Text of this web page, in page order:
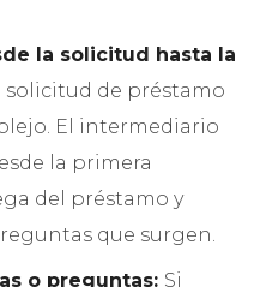
la solicitud hasta la
solicitud de préstamo
El intermediario
la primera
del préstamo y
que surgen.
o preguntas: Si